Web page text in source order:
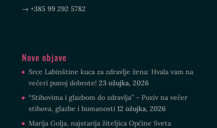
→ +385 99 292 5782
Nove objave
Srce Labinštine kuca za zdravlje žena: Hvala vam na
večeri punoj dobrote! 23 ožujka, 2026
“Stihovima i glazbom do zdravlja” – Poziv na večer
stihova, glazbe i humanosti 12 ožujka, 2026
Marija Golja, najstarija žiteljica Općine Sveta